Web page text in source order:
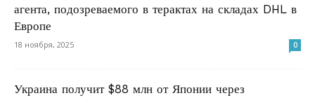
агента, подозреваемого в терактах на складах DHL в
Европе
18 ноября, 2025 0
Украина получит $88 млн от Японии через